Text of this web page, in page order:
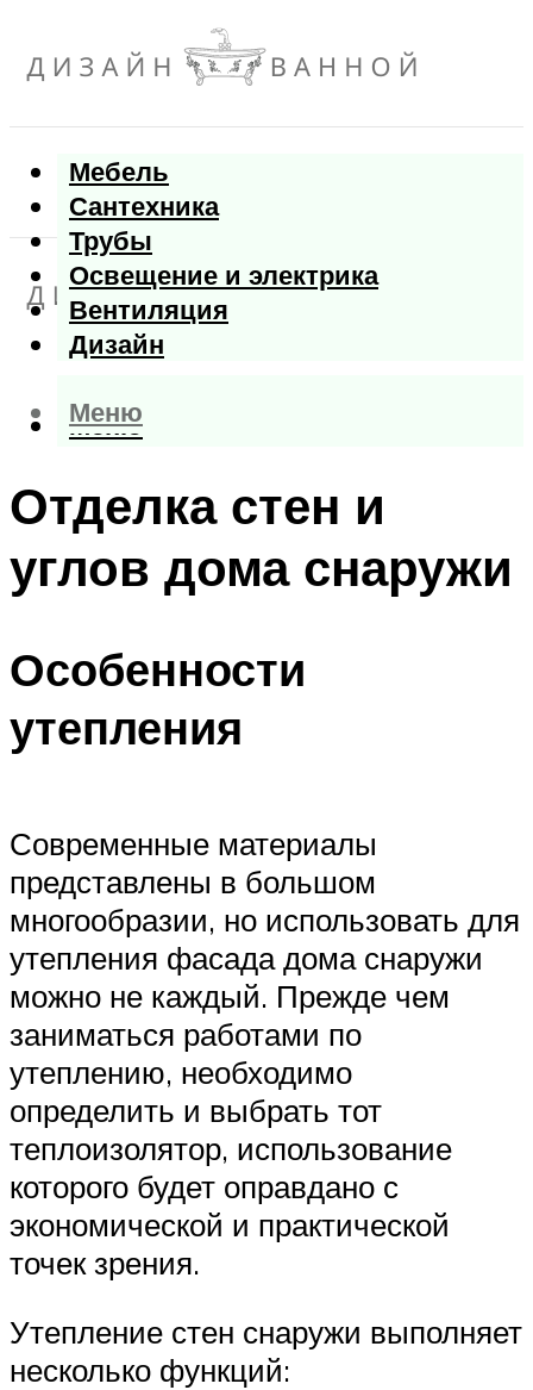
Мебель
Сантехника
Трубы
Освещение и электрика
Вентиляция
Дизайн
Меню
Меню
Отделка стен и
углов дома снаружи
Особенности
утепления
Современные материалы
представлены в большом
многообразии, но использовать для
утепления фасада дома снаружи
можно не каждый. Прежде чем
заниматься работами по
утеплению, необходимо
определить и выбрать тот
теплоизолятор, использование
которого будет оправдано с
экономической и практической
точек зрения.
Утепление стен снаружи выполняет
несколько функций: